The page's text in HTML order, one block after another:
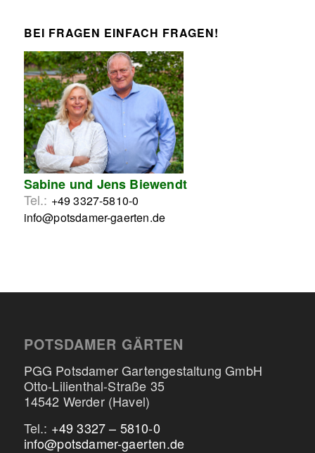
BEI FRAGEN EINFACH FRAGEN!
Sabine und Jens Biewendt
Tel.: +49 3327-5810-0
info@potsdamer-gaerten.de
POTSDAMER GÄRTEN
PGG Potsdamer Gartengestaltung GmbH
Otto-Lilienthal-Straße 35
14542 Werder (Havel)
Tel.: +49 3327 – 5810-0
info@potsdamer-gaerten.de